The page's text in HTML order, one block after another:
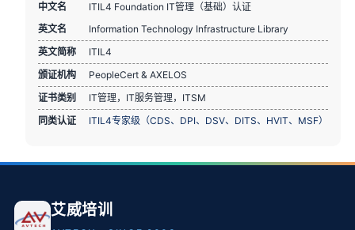
中文名
ITIL4 Foundation IT管理（基础）认证
英文名
Information Technology Infrastructure Library
英文简称
ITIL4
颁证机构
PeopleCert & AXELOS
证书类别
IT管理，IT服务管理，ITSM
同类认证
ITIL4专家级（CDS、DPI、DSV、DITS、HVIT、MSF）
艾威培训